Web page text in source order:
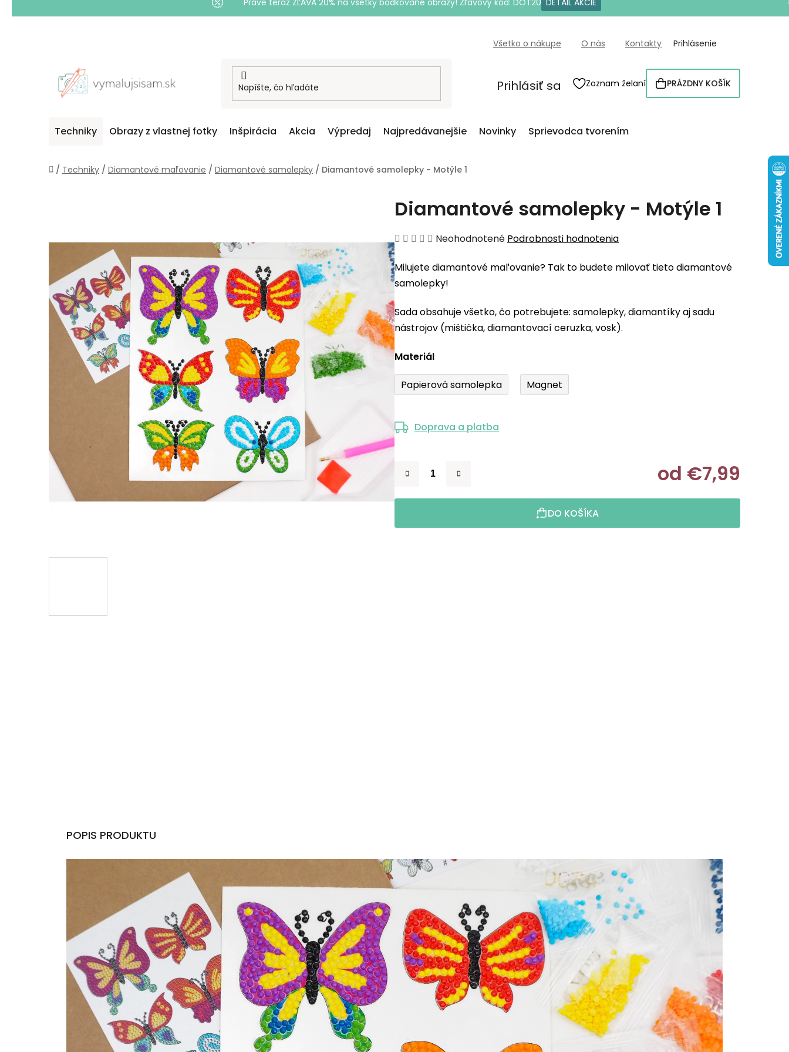
Práve teraz ZĽAVA 20% na všetky bodkované obrazy! Zľavový kód: DOT20 DETAIL AKCIE
Všetko o nákupe O nás Kontakty Prihlásenie
Prihlásiť sa Zoznam želaní
NÁKUPNÝ
KOŠÍK
PRÁZDNY KOŠÍK
Techniky Obrazy z vlastnej fotky Inšpirácia Akcia Výpredaj Najpredávanejšie Novinky Sprievodca tvorením
Domov
/ Techniky / Diamantové maľovanie / Diamantové samolepky / Diamantové samolepky - Motýle 1
Diamantové samolepky - Motýle 1
Priemerné
produktu
je
z
5
Neohodnotené Podrobnosti hodnotenia
Milujete diamantové maľovanie? Tak to budete milovať tieto diamantové
samolepky!
Sada obsahuje všetko, čo potrebujete: samolepky, diamantíky aj sadu
nástrojov (mištička, diamantovací ceruzka, vosk).
Materiál
Papierová samolepka Magnet
Doprava a platba
od €7,99
DO KOŠÍKA
POPIS PRODUKTU